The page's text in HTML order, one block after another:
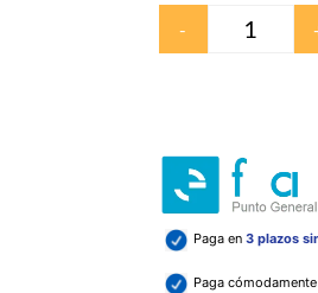
-
Paga en 3 plazos
Paga